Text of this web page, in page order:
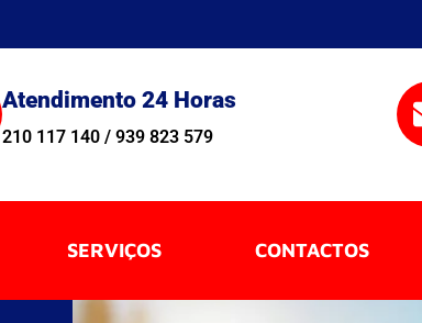
Atendimento 24 Horas
210 117 140 / 939 823 579
SERVIÇOS CONTACTOS